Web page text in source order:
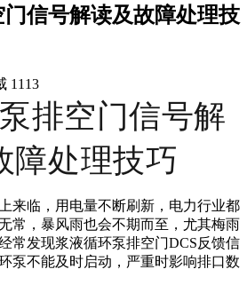
信号解读及故障处理技
1113
排空门信号解
障处理技巧
来临，用电量不断刷新，电力行业都
常，暴风雨也会不期而至，尤其梅雨
常发现浆液循环泵排空门DCS反馈信
泵不能及时启动，严重时影响排口数